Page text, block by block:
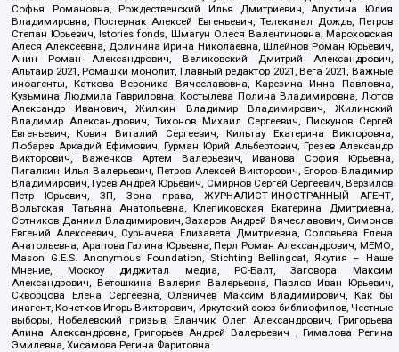
Софья Романовна, Рождественский Илья Дмитриевич, Апухтина Юлия
Владимировна, Постернак Алексей Евгеньевич, Телеканал Дождь, Петров
Степан Юрьевич, Istories fonds, Шмагун Олеся Валентиновна, Мароховская
Алеся Алексеевна, Долинина Ирина Николаевна, Шлейнов Роман Юрьевич,
Анин Роман Александрович, Великовский Дмитрий Александрович,
Альтаир 2021, Ромашки монолит, Главный редактор 2021, Вега 2021, Важные
иноагенты, Каткова Вероника Вячеславовна, Карезина Инна Павловна,
Кузьмина Людмила Гавриловна, Костылева Полина Владимировна, Лютов
Александр Иванович, Жилкин Владимир Владимирович, Жилинский
Владимир Александрович, Тихонов Михаил Сергеевич, Пискунов Сергей
Евгеньевич, Ковин Виталий Сергеевич, Кильтау Екатерина Викторовна,
Любарев Аркадий Ефимович, Гурман Юрий Альбертович, Грезев Александр
Викторович, Важенков Артем Валерьевич, Иванова София Юрьевна,
Пигалкин Илья Валерьевич, Петров Алексей Викторович, Егоров Владимир
Владимирович, Гусев Андрей Юрьевич, Смирнов Сергей Сергеевич, Верзилов
Петр Юрьевич, ЗП, Зона права, ЖУРНАЛИСТ-ИНОСТРАННЫЙ АГЕНТ,
Вольтская Татьяна Анатольевна, Клепиковская Екатерина Дмитриевна,
Сотников Даниил Владимирович, Захаров Андрей Вячеславович, Симонов
Евгений Алексеевич, Сурначева Елизавета Дмитриевна, Соловьева Елена
Анатольевна, Арапова Галина Юрьевна, Перл Роман Александрович, МЕМО,
Mason G.E.S. Anonymous Foundation, Stichting Bellingcat, Якутия – Наше
Мнение, Москоу диджитал медиа, РС-Балт, Заговора Максим
Александрович, Ветошкина Валерия Валерьевна, Павлов Иван Юрьевич,
Скворцова Елена Сергеевна, Оленичев Максим Владимирович, Как бы
инагент, Кочетков Игорь Викторович, Иркутский союз библиофилов, Честные
выборы, Нобелевский призыв, Еланчик Олег Александрович, Григорьева
Алина Александровна, Григорьев Андрей Валерьевич , Гималова Регина
Эмилевна, Хисамова Регина Фаритовна